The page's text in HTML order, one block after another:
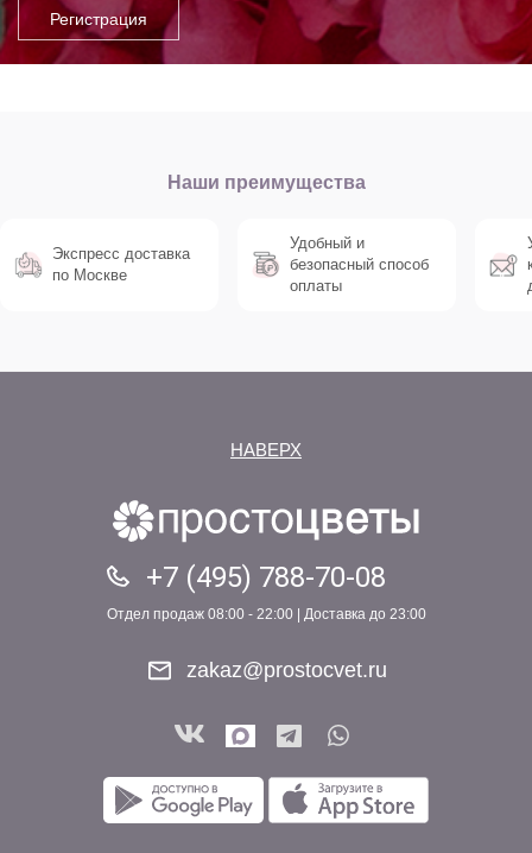
Наши преимущества
Экспресс доставка
по Москве
Удобный и
безопасный способ
оплаты
НАВЕРХ
+7 (495) 788-70-08
Отдел продаж 08:00 - 22:00 | Доставка до 23:00
zakaz@prostocvet.ru